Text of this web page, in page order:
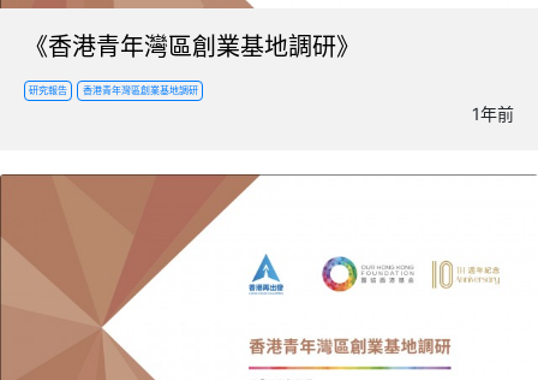
《香港青年灣區創業基地調研》
研究報告 香港青年灣區創業基地調研
1年前